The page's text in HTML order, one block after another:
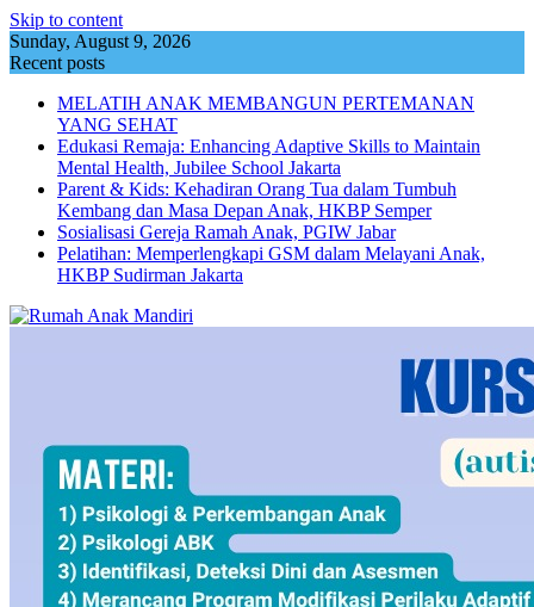
Skip to content
Sunday, August 9, 2026
Recent posts
MELATIH ANAK MEMBANGUN PERTEMANAN
YANG SEHAT
Edukasi Remaja: Enhancing Adaptive Skills to Maintain
Mental Health, Jubilee School Jakarta
Parent & Kids: Kehadiran Orang Tua dalam Tumbuh
Kembang dan Masa Depan Anak, HKBP Semper
Sosialisasi Gereja Ramah Anak, PGIW Jabar
Pelatihan: Memperlengkapi GSM dalam Melayani Anak,
HKBP Sudirman Jakarta